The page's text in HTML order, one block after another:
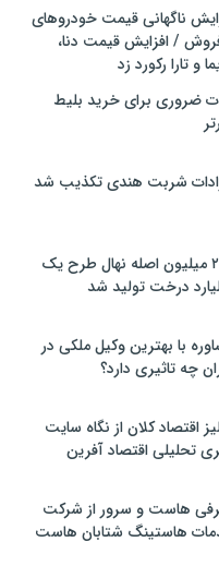
ناگهانی قیمت خودروهای
/ افزایش قیمت دنا،
و تارا رکورد زد
ضروری برای خرید بلیط
شربت هندی تکذیب شد
۲۵۰ میلیون اصله نهال طرح یک
درخت تولید شد
با بهترین وکیل ملکی در
چه تاثیری دارد؟
اقتصاد کلان از نگاه سایت
تحلیلی اقتصاد آفرین
هاست و سرور از شرکت
هاستینگ شتابان هاست